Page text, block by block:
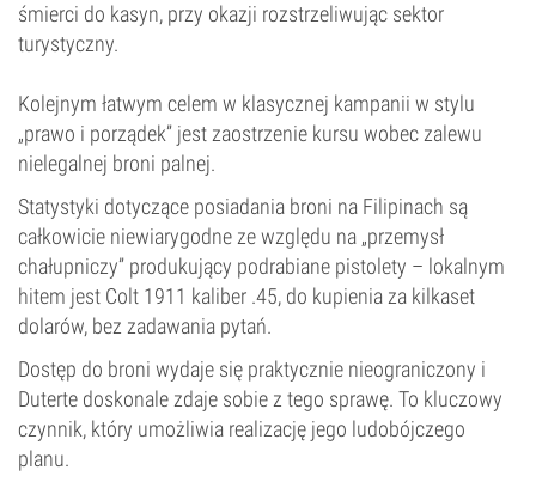
śmierci do kasyn, przy okazji rozstrzeliwując sektor
turystyczny.
Kolejnym łatwym celem w klasycznej kampanii w stylu
„prawo i porządek” jest zaostrzenie kursu wobec zalewu
nielegalnej broni palnej.
Statystyki dotyczące posiadania broni na Filipinach są
całkowicie niewiarygodne ze względu na „przemysł
chałupniczy” produkujący podrabiane pistolety – lokalnym
hitem jest Colt 1911 kaliber .45, do kupienia za kilkaset
dolarów, bez zadawania pytań.
Dostęp do broni wydaje się praktycznie nieograniczony i
Duterte doskonale zdaje sobie z tego sprawę. To kluczowy
czynnik, który umożliwia realizację jego ludobójczego
planu.